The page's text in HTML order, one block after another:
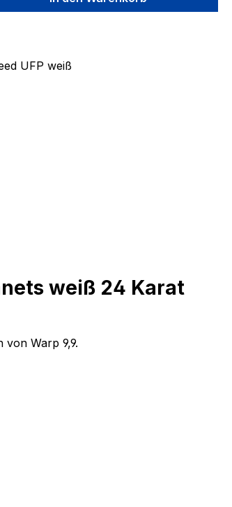
UFP weiß
weiß 24 Karat
Warp 9,9.